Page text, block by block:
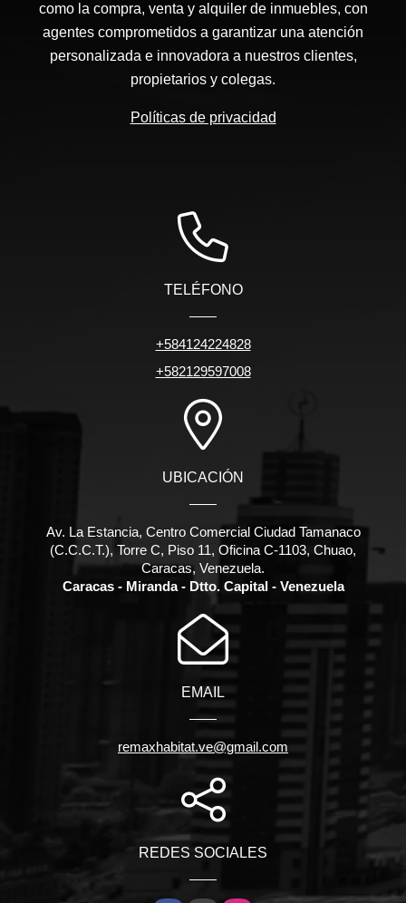
como la compra, venta y alquiler de inmuebles, con
agentes comprometidos a garantizar una atención
personalizada e innovadora a nuestros clientes,
propietarios y colegas.
Políticas de privacidad
TELÉFONO
+584124224828
+582129597008
UBICACIÓN
Av. La Estancia, Centro Comercial Ciudad Tamanaco
(C.C.C.T.), Torre C, Piso 11, Oficina C-1103, Chuao,
Caracas, Venezuela.
Caracas - Miranda - Dtto. Capital - Venezuela
EMAIL
remaxhabitat.ve@gmail.com
REDES SOCIALES